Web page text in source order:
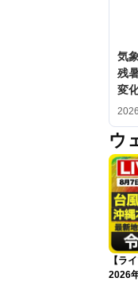
気
残
変
ウ
【ラ
2026